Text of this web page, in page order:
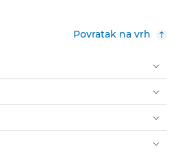
Povratak na vrh